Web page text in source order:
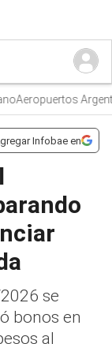
Aeropuertos Argentina
Infobae en
se
bonos en
al